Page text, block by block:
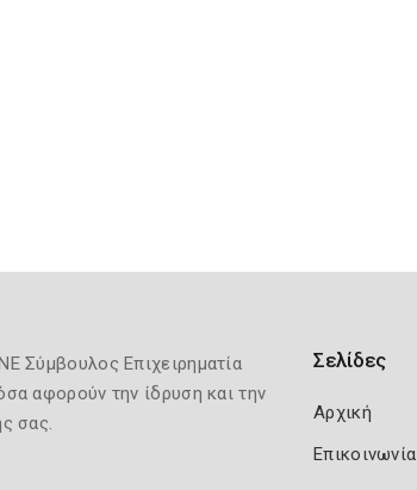
Σύμβουλος Επιχειρηματία
αφορούν την ίδρυση και την
σας.
Σελίδες
Αρχική
Επικοινωνία